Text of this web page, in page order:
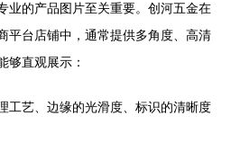
业的产品图片至关重要。创河五金在
平台店铺中，通常提供多角度、高清
够直观展示：
工艺、边缘的光滑度、标识的清晰度